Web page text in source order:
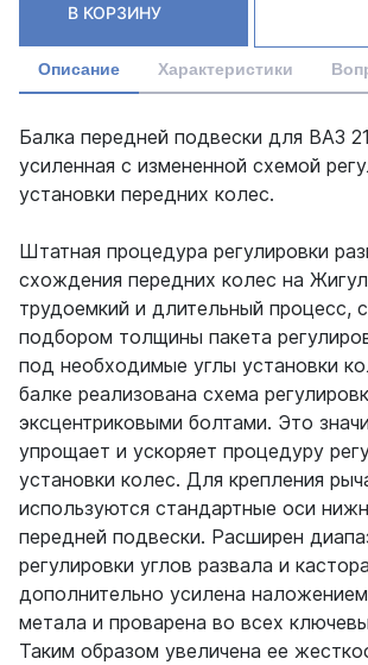
В КОРЗИНУ
Описание Характеристики
Балка передней подвески для ВАЗ
усиленная с измененной схемой
установки передних колес.
Штатная процедура регулировки
схождения передних колес на
трудоемкий и длительный процесс,
подбором толщины пакета
под необходимые углы установки
балке реализована схема
эксцентриковыми болтами. Это
упрощает и ускоряет процедуру
установки колес. Для крепления
используются стандартные оси
передней подвески. Расширен
регулировки углов развала и
дополнительно усилена
метала и проварена во всех
Таким образом увеличена ее